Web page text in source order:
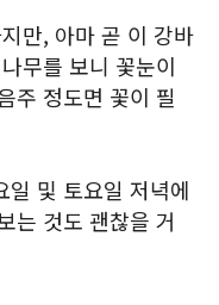
만, 아마 곧 이 강바
무를 보니 꽃눈이
주 정도면 꽃이 필
일 및 토요일 저녁에
는 것도 괜찮을 거